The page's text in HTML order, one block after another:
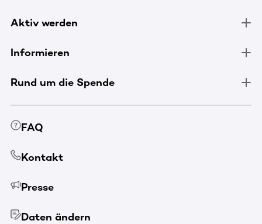
Aktiv werden
Informieren
Rund um die Spende
FAQ
Kontakt
Presse
Daten ändern